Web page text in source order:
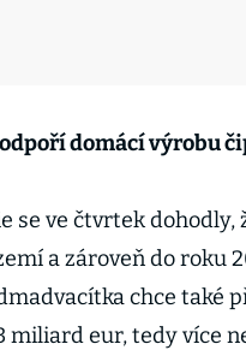
domácí výrobu
se ve čtvrtek
a zároveň do roku
chce také
miliard eur, tedy více